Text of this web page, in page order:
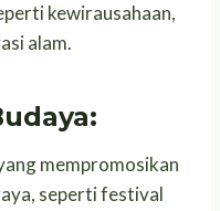
kewirausahaan,
alam.
mempromosikan
seperti festival